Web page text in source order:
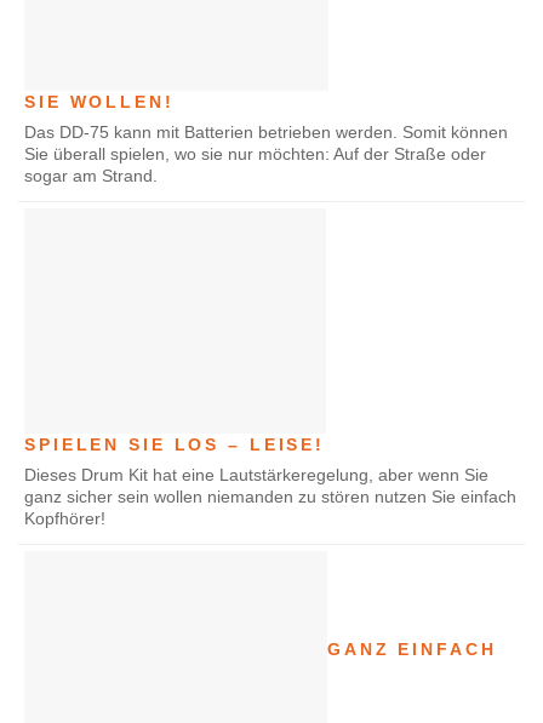
SIE WOLLEN!
Das DD-75 kann mit Batterien betrieben werden. Somit können
Sie überall spielen, wo sie nur möchten: Auf der Straße oder
sogar am Strand.
SPIELEN SIE LOS – LEISE!
Dieses Drum Kit hat eine Lautstärkeregelung, aber wenn Sie
ganz sicher sein wollen niemanden zu stören nutzen Sie einfach
Kopfhörer!
GANZ EINFACH